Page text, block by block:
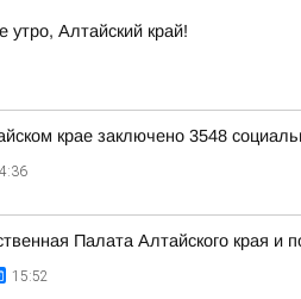
утро, Алтайский край!
крае заключено 3548
Палата Алтайского края и
15:52